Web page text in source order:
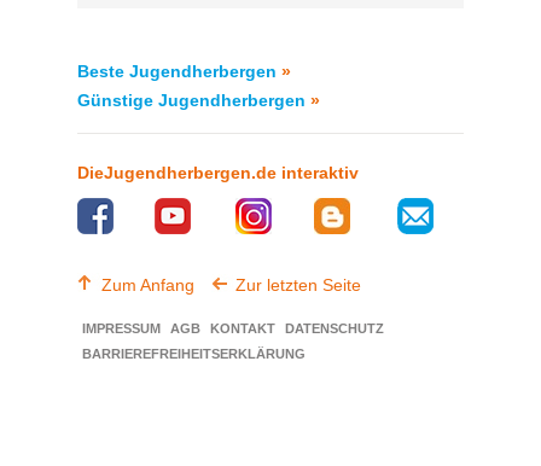
Beste Jugendherbergen »
Günstige Jugendherbergen »
DieJugendherbergen.de interaktiv
Zum Anfang Zur letzten Seite
IMPRESSUM AGB KONTAKT
DATENSCHUTZ
BARRIEREFREIHEITSERKLÄRUNG